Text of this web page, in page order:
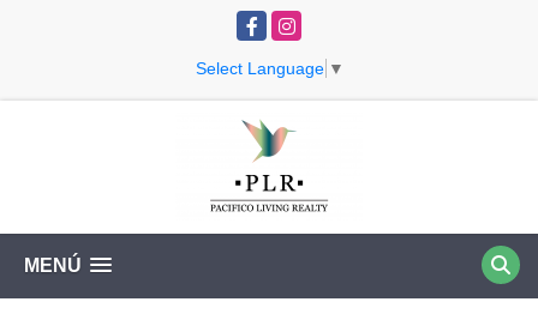
FacebookInstagram
Select Language ▼
MENÚ